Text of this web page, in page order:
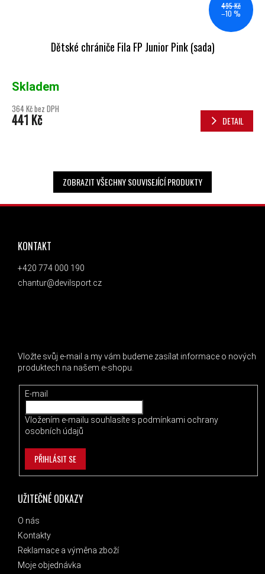
495 Kč
–10 %
Dětské chrániče Fila FP Junior Pink (sada)
Skladem
364 Kč bez DPH
441 Kč DETAIL
ZOBRAZIT VŠECHNY SOUVISEJÍCÍ PRODUKTY
ZÁPATÍ
UŽITEČNÉ ODKAZY
O nás
Kontakty
Reklamace a výměna zboží
Moje objednávka
KONTAKT
+420 774 000 190
chantur@devilsport.cz
Vložte svůj e-mail a my vám budeme zasílat informace o nových
produktech na našem e-shopu.
E-mail
Vložením e-mailu souhlasíte s podmínkami ochrany
osobních údajů
PŘIHLÁSIT SE